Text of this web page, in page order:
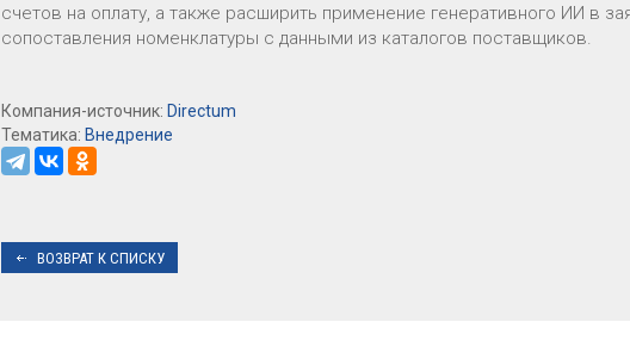
счетов на оплату, а также расширить применение генеративного ИИ в
сопоставления номенклатуры с данными из каталогов поставщиков.
Компания-источник: Directum
Тематика: Внедрение
ВОЗВРАТ К СПИСКУ